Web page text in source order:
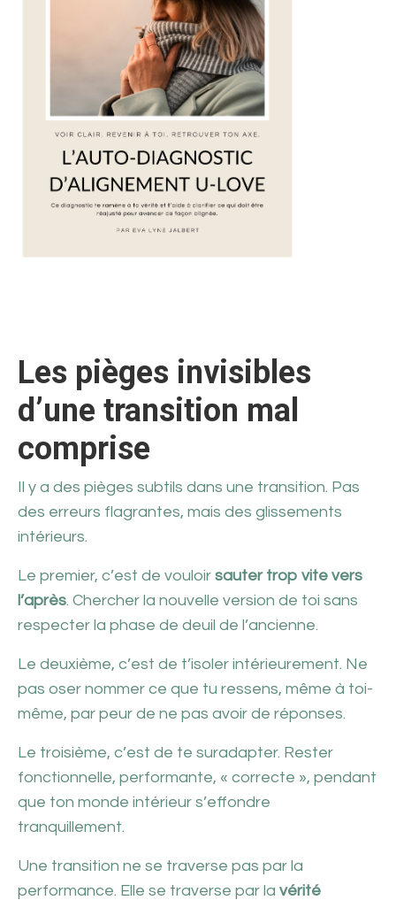
Les pièges invisibles
d’une transition mal
comprise
Il y a des pièges subtils dans une transition. Pas
des erreurs flagrantes, mais des glissements
intérieurs.
Le premier, c’est de vouloir sauter trop vite vers
l’après. Chercher la nouvelle version de toi sans
respecter la phase de deuil de l’ancienne.
Le deuxième, c’est de t’isoler intérieurement. Ne
pas oser nommer ce que tu ressens, même à toi-
même, par peur de ne pas avoir de réponses.
Le troisième, c’est de te suradapter. Rester
fonctionnelle, performante, « correcte », pendant
que ton monde intérieur s’effondre
tranquillement.
Une transition ne se traverse pas par la
performance. Elle se traverse par la vérité